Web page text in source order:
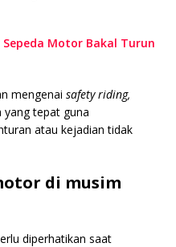
Motor Bakal Turun
mengenai safety riding,
yang tepat guna
atau kejadian tidak
di musim
diperhatikan saat